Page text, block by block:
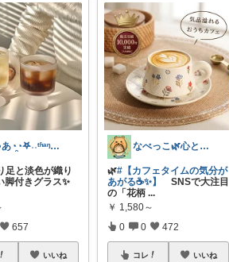
ちゃあ◔̯◔‪𖤐˒˒ᵗʱᵃᵑᵏᵧₒᵤ
足と淡色が織り
脚付きグラス✨
657
いいね
なべっこ🌿心と体を整える暮らし
🌿#【カフェタイムの気分が
あがる☕✨】
SNSで大注目
の「花柄 ...
￥ 1,580～
0 0 472
コレ いいね